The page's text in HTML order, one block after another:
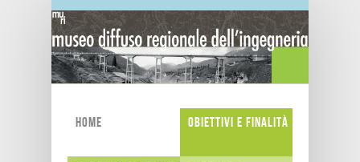
Salta al contenuto principale
Home Obiettivi e finalità